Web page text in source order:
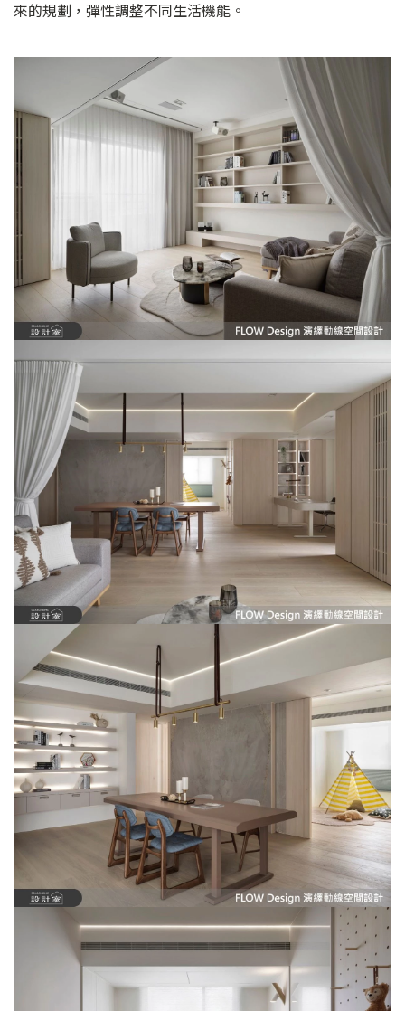
來的規劃，彈性調整不同生活機能。